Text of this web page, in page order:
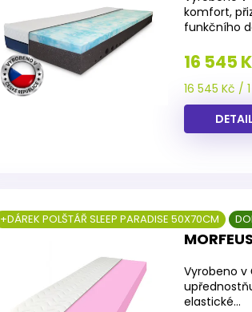
produktu
je
5,0
z
5
hvězdiček.
komfort,
funkčního
16 545
Měrná
cena:
16 545 Kč /
DETAIL
+DÁREK POLŠTÁŘ SLEEP PARADISE 50X70CM
Vyrobeno v
elastické...